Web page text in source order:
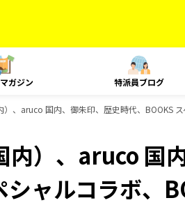
ガジン 特派員ブログ
、aruco 国内、御朱印、歴史時代、BOOKS
内）、aruco 国
ャルコラボ、